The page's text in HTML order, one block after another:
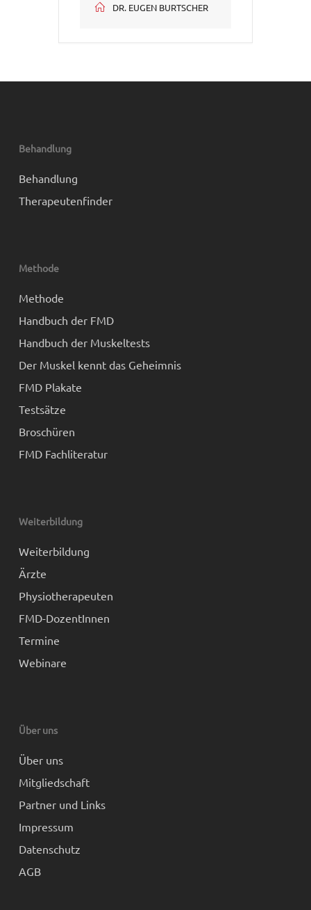
DR. EUGEN BURTSCHER
Behandlung
Behandlung
Therapeutenfinder
Methode
Methode
Handbuch der FMD
Handbuch der Muskeltests
Der Muskel kennt das Geheimnis
FMD Plakate
Testsätze
Broschüren
FMD Fachliteratur
Weiterbildung
Weiterbildung
Ärzte
Physiotherapeuten
FMD-DozentInnen
Termine
Webinare
Über uns
Über uns
Mitgliedschaft
Partner und Links
Impressum
Datenschutz
AGB